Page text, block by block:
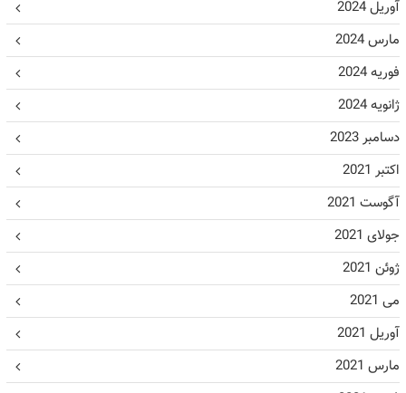
آوریل 2024
مارس 2024
فوریه 2024
ژانویه 2024
دسامبر 2023
اکتبر 2021
آگوست 2021
جولای 2021
ژوئن 2021
می 2021
آوریل 2021
مارس 2021